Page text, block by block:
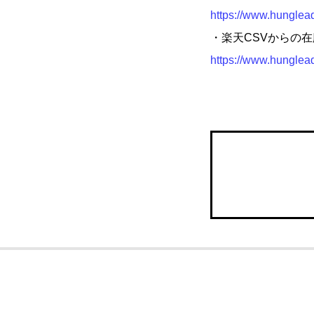
https://
・楽天CSVからの
https://